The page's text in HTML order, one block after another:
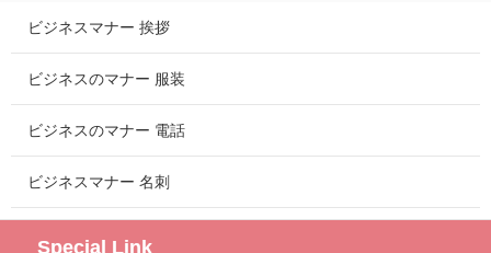
ビジネスマナー 挨拶
ビジネスのマナー 服装
ビジネスのマナー 電話
ビジネスマナー 名刺
Special Link